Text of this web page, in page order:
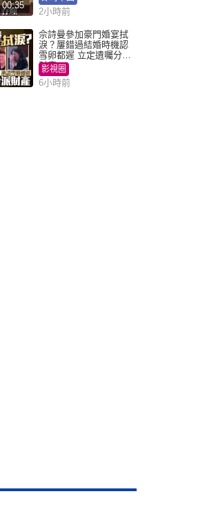
00:35
2小時前
佘詩曼參加豪門婚宴拭
淚？屢錯過結婚時機認
雪卵都遲 立定遺囑分派
財產
影視圈
6小時前